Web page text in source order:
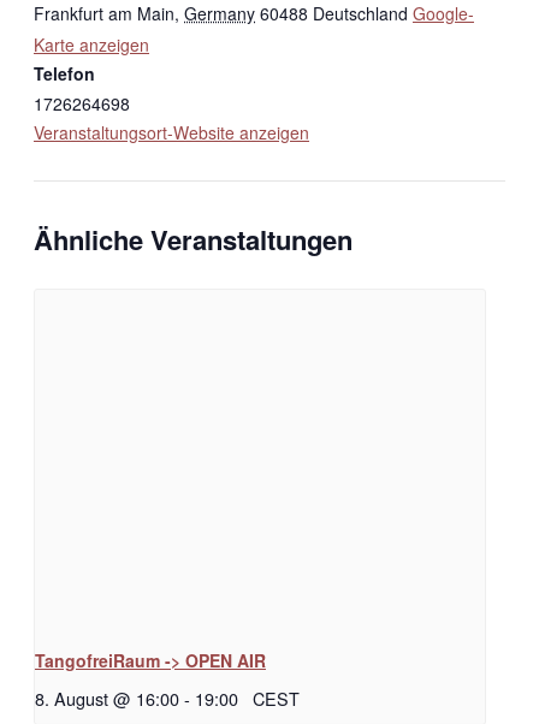
Frankfurt am Main, Germany 60488 Deutschland Google-
Karte anzeigen
Telefon
1726264698
Veranstaltungsort-Website anzeigen
Ähnliche Veranstaltungen
TangofreiRaum -> OPEN AIR
8. August @ 16:00- 19:00 CEST